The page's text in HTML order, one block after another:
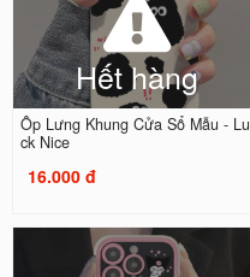
Hết hàng
Ốp Lưng Khung Cửa Sổ Mẫu - Lu
ck Nice
16.000 đ